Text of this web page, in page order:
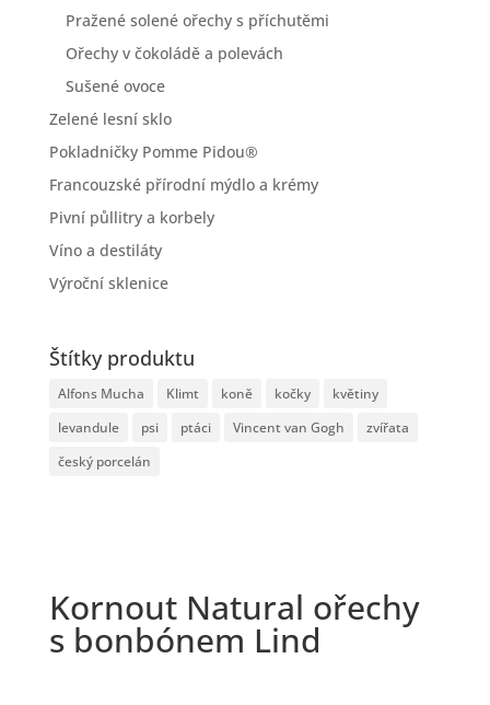
Pražené solené ořechy s příchutěmi
Ořechy v čokoládě a polevách
Sušené ovoce
Zelené lesní sklo
Pokladničky Pomme Pidou®
Francouzské přírodní mýdlo a krémy
Pivní půllitry a korbely
Víno a destiláty
Výroční sklenice
Štítky produktu
Alfons Mucha Klimt koně kočky
květiny
levandule
psi ptáci Vincent van Gogh
zvířata
český porcelán
Kornout Natural ořechy
s bonbónem Lind